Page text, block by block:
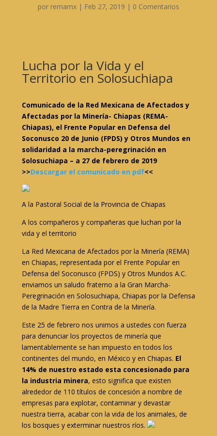
por remamx| Feb 27, 2019 | 0 Comentarios
Lucha por la Vida y el
Territorio en Solosuchiapa
Comunicado de la Red Mexicana de Afectados y
Afectadas por la Minería- Chiapas (REMA-
Chiapas), el Frente Popular en Defensa del
Soconusco 20 de Junio (FPDS) y Otros Mundos en
solidaridad a la marcha-peregrinación en
Solosuchiapa – a 27 de febrero de 2019
>>Descargar el comunicado en pdf<<
A la Pastoral Social de la Provincia de Chiapas
A los compañeros y compañeras que luchan por la
vida y el territorio
La Red Mexicana de Afectados por la Minería (REMA)
en Chiapas, representada por el Frente Popular en
Defensa del Soconusco (FPDS) y Otros Mundos A.C.
enviamos un saludo fraterno a la Gran Marcha-
Peregrinación en Solosuchiapa, Chiapas por la Defensa
de la Madre Tierra en Contra de la Minería.
Este 25 de febrero nos unimos a ustedes con fuerza
para denunciar los proyectos de minería que
lamentablemente se han impuesto en todos los
continentes del mundo, en México y en Chiapas. El
14% de nuestro estado esta concesionado para
la industria minera, esto significa que existen
alrededor de 110 títulos de concesión a nombre de
empresas para explotar, contaminar y devastar
nuestra tierra, acabar con la vida de los animales, de
los bosques y exterminar nuestros ríos.